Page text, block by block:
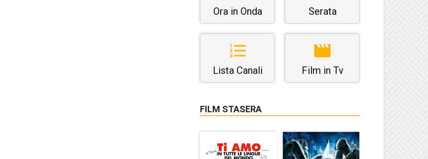
Ora in Onda Serata
Lista Canali Film in Tv
FILM STASERA